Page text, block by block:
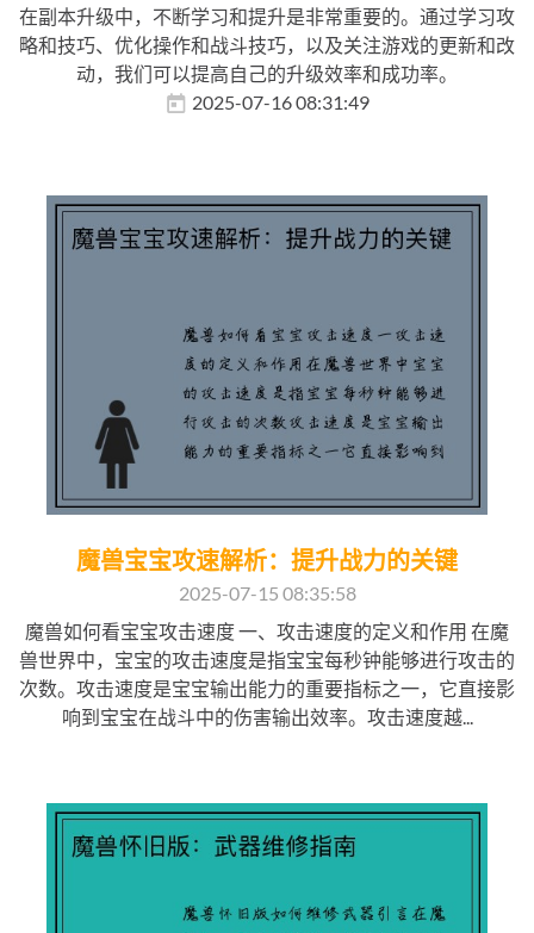
在副本升级中，不断学习和提升是非常重要的。通过学习攻
略和技巧、优化操作和战斗技巧，以及关注游戏的更新和改
动，我们可以提高自己的升级效率和成功率。
2025-07-16 08:31:49
魔兽宝宝攻速解析：提升战力的关键
2025-07-15 08:35:58
魔兽如何看宝宝攻击速度 一、攻击速度的定义和作用 在魔
兽世界中，宝宝的攻击速度是指宝宝每秒钟能够进行攻击的
次数。攻击速度是宝宝输出能力的重要指标之一，它直接影
响到宝宝在战斗中的伤害输出效率。攻击速度越...